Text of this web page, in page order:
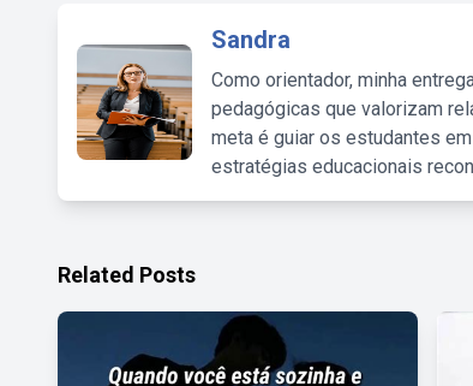
Sandra
Como orientador, minha
pedagógicas que valorizam
meta é guiar os estudantes
estratégias educacionais
Related Posts